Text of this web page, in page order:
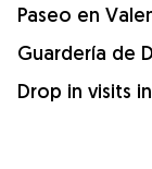
Paseo en
Guardería de
Drop in visits